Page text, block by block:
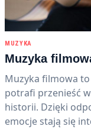
MUZYKA
Muzyka
Muzyka filmowa
potrafi przenieść
historii. Dzięki
emocje stają się